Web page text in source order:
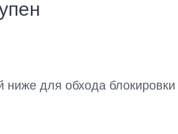
ниже для обхода блокировки